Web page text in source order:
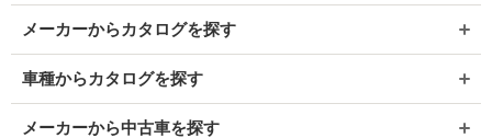
メーカーからカタログを探す
車種からカタログを探す
メーカーから中古車を探す